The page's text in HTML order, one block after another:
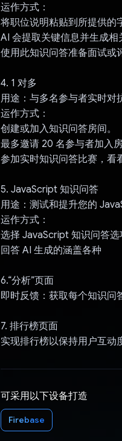
运作方式：
将职位说明粘贴到所提供的
AI 会提取关键信息并生成相
使用此知识问答准备面试或
4. 1 对多
用途：与多名参与者实时对
运作方式：
创建或加入知识问答房间。
最多邀请 20 名参与者加入房
参加实时知识问答比赛，看
5. JavaScript 知识问答
用途：测试和提升您的
运作方式：
选择 JavaScript 知识问答选
回答 AI 生成的涵盖各种
6.“分析”页面
即时反馈：获取每个知识问
7. 排行榜页面
实现排行榜以保持用户互动
可采用以下设备打造
Firebase